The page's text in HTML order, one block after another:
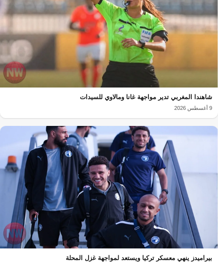
شاهندا المغربي تدير مواجهة غانا ومالاوي للسيدات
9 أغسطس 2026
بيراميدز ينهي معسكر تركيا ويستعد لمواجهة غزل المحلة